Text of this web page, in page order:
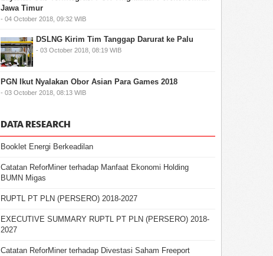
Jawa Timur
- 04 October 2018, 09:32 WIB
DSLNG Kirim Tim Tanggap Darurat ke Palu
- 03 October 2018, 08:19 WIB
PGN Ikut Nyalakan Obor Asian Para Games 2018
- 03 October 2018, 08:13 WIB
DATA RESEARCH
Booklet Energi Berkeadilan
Catatan ReforMiner terhadap Manfaat Ekonomi Holding
BUMN Migas
RUPTL PT PLN (PERSERO) 2018-2027
EXECUTIVE SUMMARY RUPTL PT PLN (PERSERO) 2018-
2027
Catatan ReforMiner terhadap Divestasi Saham Freeport